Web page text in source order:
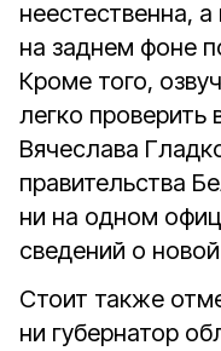
неестественна,
на заднем фоне
Кроме того,
легко проверить
Вячеслава
правительства
ни на одном
сведений о
Стоит также
ни губернатор